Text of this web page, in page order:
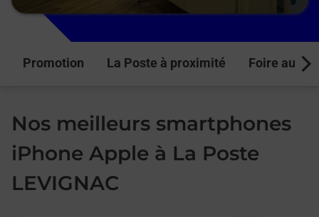
Promotion La Poste à proximité Foire aux
Nos meilleurs smartphones
iPhone Apple à La Poste
LEVIGNAC